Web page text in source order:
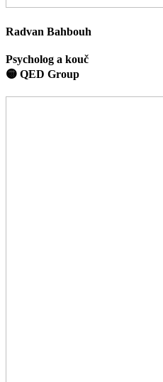
Radvan Bahbouh
Psycholog a kouč
🟡 QED Group